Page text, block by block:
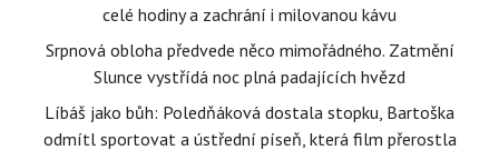
celé hodiny a zachrání i milovanou kávu
Srpnová obloha předvede něco mimořádného. Zatmění
Slunce vystřídá noc plná padajících hvězd
Líbáš jako bůh: Poledňáková dostala stopku, Bartoška
odmítl sportovat a ústřední píseň, která film přerostla